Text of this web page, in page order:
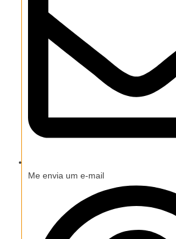
Me envia um e-mail